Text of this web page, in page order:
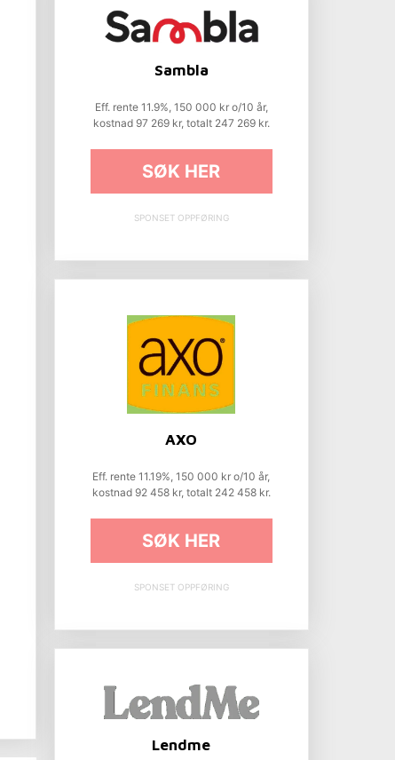
Sambla
Eff. rente 11.9%, 150 000 kr o/10 år,
kostnad 97 269 kr, totalt 247 269 kr.
SØK HER
SPONSET OPPFØRING
AXO
Eff. rente 11.19%, 150 000 kr o/10 år,
kostnad 92 458 kr, totalt 242 458 kr.
SØK HER
SPONSET OPPFØRING
Lendme